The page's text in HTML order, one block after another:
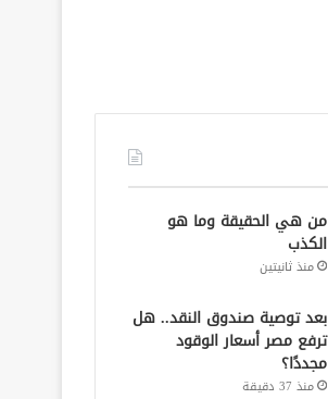
من هي الحقيقة وما هو
الكذب
منذ ثانيتين
بعد توصية صندوق النقد.. هل
ترفع مصر أسعار الوقود
مجددًا؟
منذ 37 دقيقة